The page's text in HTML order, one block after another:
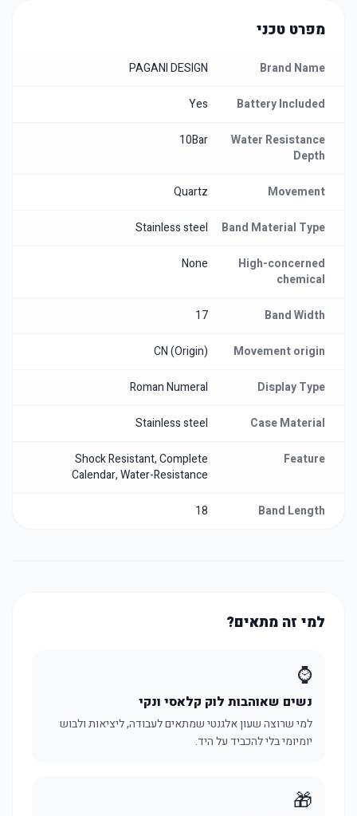
מפרט טכני
Brand Name
PAGANI DESIGN
Battery Included
Yes
Water Resistance
Depth
10Bar
Movement
Quartz
Band Material Type
Stainless steel
High-concerned
chemical
None
Band Width
17
Movement origin
CN (Origin)
Display Type
Roman Numeral
Case Material
Stainless steel
Feature
Shock Resistant, Complete
Calendar, Water-Resistance
Band Length
18
למי זה מתאים?
⌚
נשים שאוהבות לוק קלאסי ונקי
למי שרוצה שעון אלגנטי שמתאים לעבודה, ליציאות ולבוש
יומיומי בלי להכביד על היד.
🎁